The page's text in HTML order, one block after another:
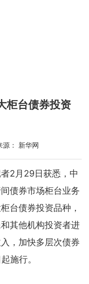
柜台债券投资
源： 新华网
2月29日获悉，中
债券市场柜台业务
台债券投资品种，
其他机构投资者进
，加快多层次债券
施行。